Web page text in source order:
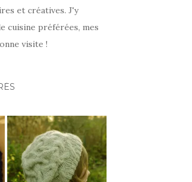
et créatives. J'y
cuisine préférées, mes
visite !